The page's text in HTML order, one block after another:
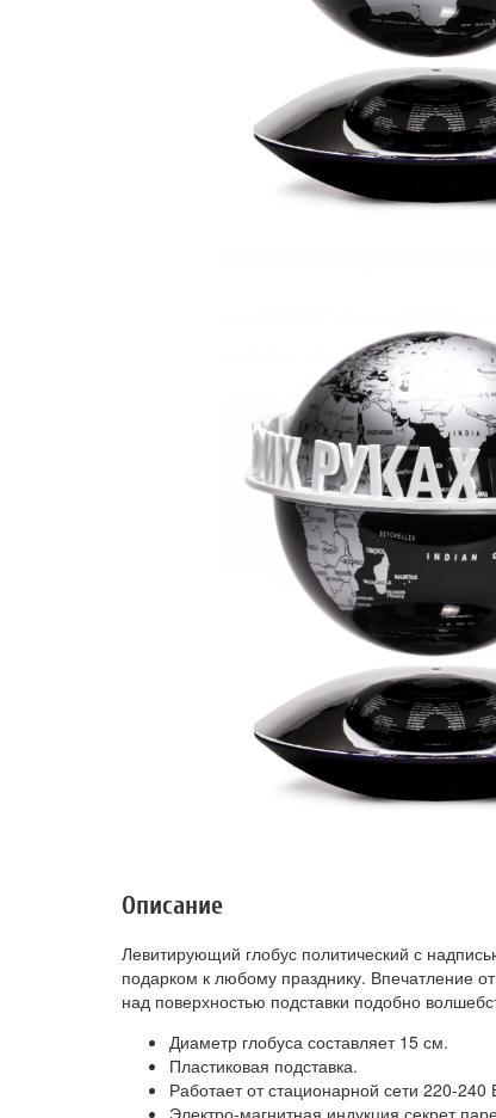
Описание
Левитирующий глобус политический с
подарком к любому празднику. Впечатление
над поверхностью подставки подобно
Диаметр глобуса составляет 15 см.
Пластиковая подставка.
Работает от стационарной сети 220-240
Электро-магнитная индукция секрет